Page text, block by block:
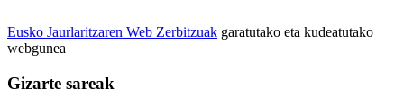
Eusko Jaurlaritzaren Web Zerbitzuak garatutako eta kudeatutako
webgunea
Gizarte sareak